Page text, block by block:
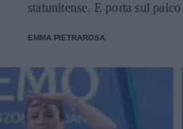
statunitense. E porta sul
EMMA PIETRAROSA